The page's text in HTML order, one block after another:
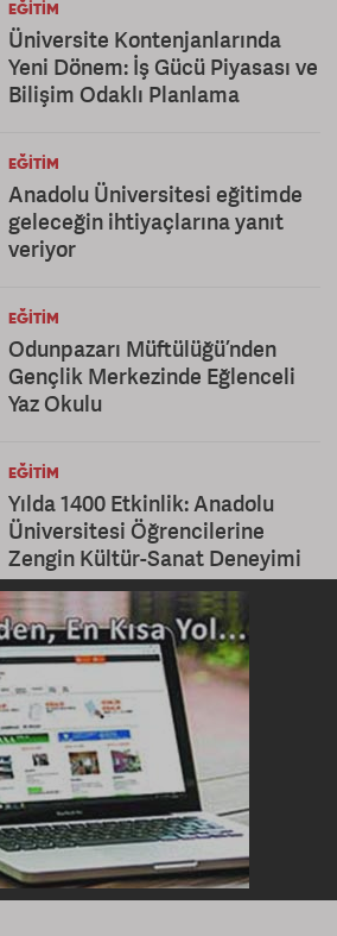
EĞITIM
Üniversite Kontenjanlarında
Yeni Dönem: İş Gücü Piyasası ve
Bilişim Odaklı Planlama
EĞITIM
Anadolu Üniversitesi eğitimde
geleceğin ihtiyaçlarına yanıt
veriyor
EĞITIM
Odunpazarı Müftülüğü’nden
Gençlik Merkezinde Eğlenceli
Yaz Okulu
EĞITIM
Yılda 1400 Etkinlik: Anadolu
Üniversitesi Öğrencilerine
Zengin Kültür-Sanat Deneyimi